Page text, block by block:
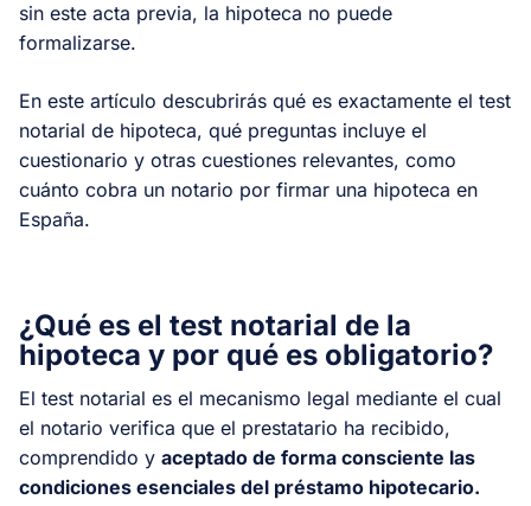
sin este acta previa, la hipoteca no puede
formalizarse.
En este artículo descubrirás qué es exactamente el test
notarial de hipoteca, qué preguntas incluye el
cuestionario y otras cuestiones relevantes, como
cuánto cobra un notario por firmar una hipoteca en
España.
¿Qué es el test notarial de la
hipoteca y por qué es obligatorio?
El test notarial es el mecanismo legal mediante el cual
el notario verifica que el prestatario ha recibido,
comprendido y aceptado de forma consciente las
condiciones esenciales del préstamo hipotecario.